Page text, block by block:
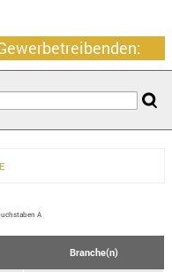
A
Branche(n)